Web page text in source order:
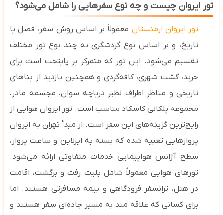
تور ایروان چیست و چه نوع سفرهایی را شامل می‌شود؟
تور ایروان ارمنستانمعمولاً بر اساس روش سفر، فصل یا
تاریخ، و بر اساس نوع گردشگری به چند نوع تور مختلف
تقسیم می‌شود. این تور که متمرکز بر پایتخت است برای
خرید، گشت شهری، کافه‌گردی و همچنین بازدید از بناهای
تاریخی و مناظر اطراف نظیر دریاچه سوان، مجسمه مادر،
مجموعه پلکانی کاسکاد مناسب است. تور ایروان هوایی از
رایج‌ترین گزینه‌های این سفر است. از مبدأ تهران به ایروان
پروازهایی تعبیه شده که بسته به ایرلاین و ساعت پرواز،
سطح آژانس هواپیمایی خدمات متفاوتی ارائه می‌شود.
تورهای هوایی معمولاً شامل بلیت رفت‌ و برگشت، اقامت
در هتل، ترانسفر فرودگاهی و بیمه مسافرتی هستند. اما
برای کسانی که علاقه ‌مند به مسیر جاده‌ای سفر هستند و